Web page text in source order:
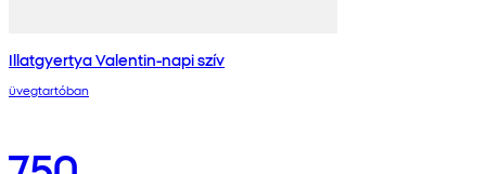
Illatgyertya Valentin-napi szív
üvegtartóban